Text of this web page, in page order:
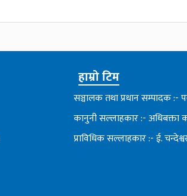
हाम्रो टिम
सञ्चालक तथा प्रधान सम्पादक
कानुनी सल्लाहकार :- अधिबक्ता
प्राविधिक सल्लाहकार :- ई.